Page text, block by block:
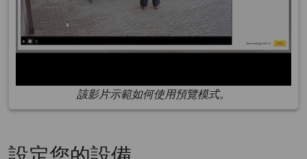
該影片示範如何使用預覽模式。